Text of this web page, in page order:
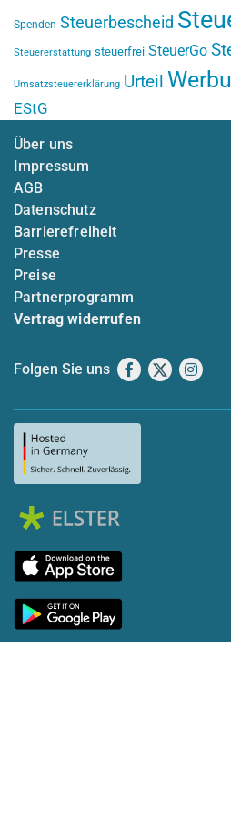
Spenden Steuerbescheid
Steuererstattung steuerfrei SteuerGo
Umsatzsteuererklärung Urteil
EStG
Über uns
Impressum
AGB
Datenschutz
Barrierefreiheit
Presse
Preise
Partnerprogramm
Vertrag widerrufen
Folgen Sie uns Facebook
X